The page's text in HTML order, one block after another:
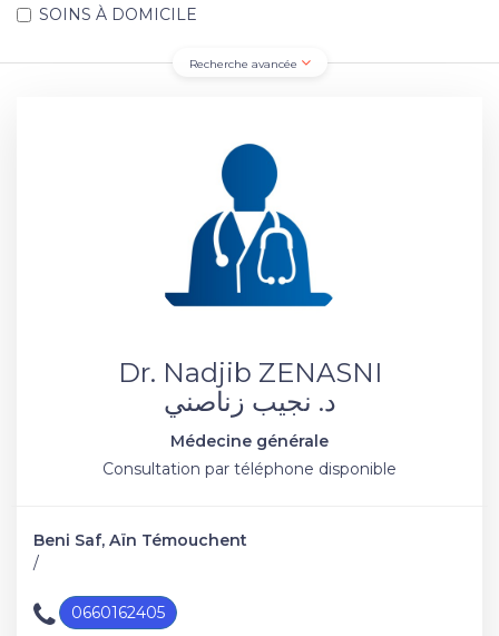
SOINS À DOMICILE
Recherche avancée
Dr. Nadjib ZENASNI
د. نجيب زناصني
Médecine générale
Consultation par téléphone disponible
Beni Saf, Aïn Témouchent
/
0660162405